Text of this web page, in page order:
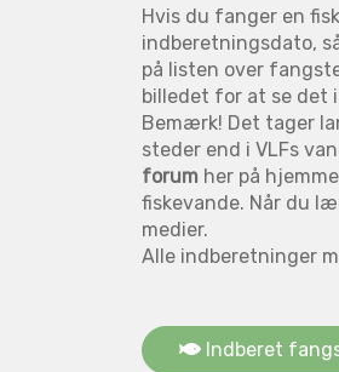
Hvis du fanger en
indberetningsdato,
på listen over
billedet for at se det
Bemærk! Det tager
steder end i VLFs
forum her på
fiskevande. Når du
medier.
Alle indberetninger
Indberet